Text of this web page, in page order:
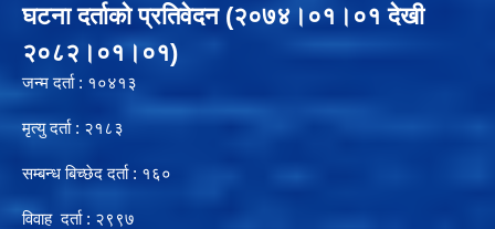
घटना दर्ताको प्रतिवेदन (२०७४।०१।०१ देखी
२०८२।०१।०१)
जन्म दर्ता : १०४१३
मृत्यु दर्ता : २१८३
सम्बन्ध बिच्छेद दर्ता : १६०
विवाह दर्ता : २९९७